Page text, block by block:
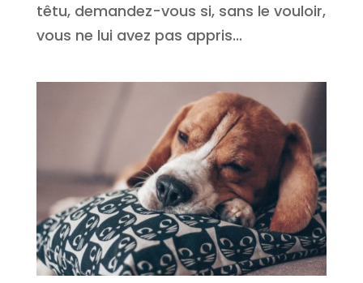
têtu, demandez-vous si, sans le vouloir,
vous ne lui avez pas appris...